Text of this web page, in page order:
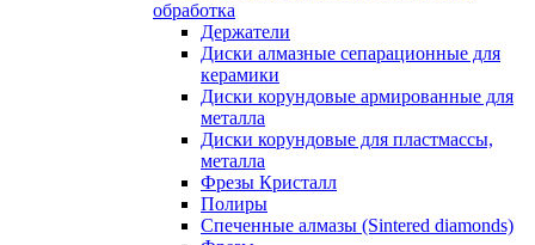
обработка
Держатели
Диски алмазные сепарационные для
керамики
Диски корундовые армированные для
металла
Диски корундовые для пластмассы,
металла
Фрезы Кристалл
Полиры
Спеченные алмазы (Sintered diamonds)